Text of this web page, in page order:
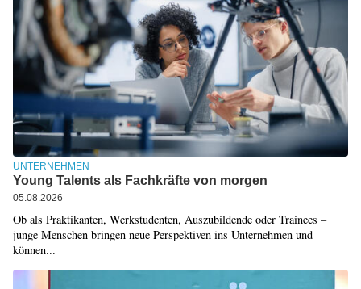
UNTERNEHMEN
Young Talents als Fachkräfte von morgen
05.08.2026
Ob als Praktikanten, Werkstudenten, Auszubildende oder Trainees –
junge Menschen bringen neue Perspektiven ins Unternehmen und
können...